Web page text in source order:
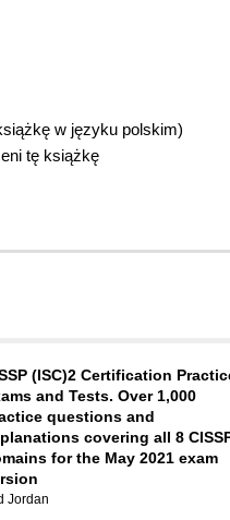
w języku polskim)
tę książkę
(ISC)2 Certification
and Tests. Over 1,000
questions and
covering all 8
for the May 2021 exam
Jordan